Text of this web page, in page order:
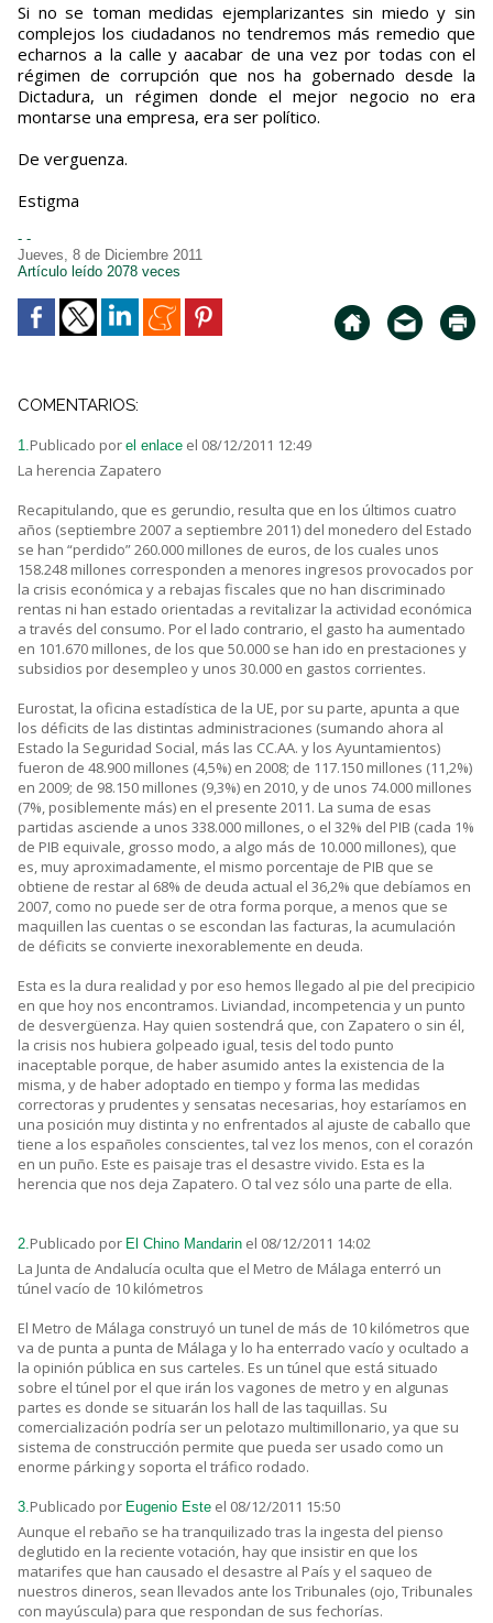
Si no se toman medidas ejemplarizantes sin miedo y sin
complejos los ciudadanos no tendremos más remedio que
echarnos a la calle y aacabar de una vez por todas con el
régimen de corrupción que nos ha gobernado desde la
Dictadura, un régimen donde el mejor negocio no era
montarse una empresa, era ser político.
De verguenza.
Estigma
- -
Jueves, 8 de Diciembre 2011
Artículo leído 2078 veces
COMENTARIOS:
1.Publicado por el enlace el 08/12/2011 12:49
La herencia Zapatero
Recapitulando, que es gerundio, resulta que en los últimos cuatro
años (septiembre 2007 a septiembre 2011) del monedero del Estado
se han “perdido” 260.000 millones de euros, de los cuales unos
158.248 millones corresponden a menores ingresos provocados por
la crisis económica y a rebajas fiscales que no han discriminado
rentas ni han estado orientadas a revitalizar la actividad económica
a través del consumo. Por el lado contrario, el gasto ha aumentado
en 101.670 millones, de los que 50.000 se han ido en prestaciones y
subsidios por desempleo y unos 30.000 en gastos corrientes.
Eurostat, la oficina estadística de la UE, por su parte, apunta a que
los déficits de las distintas administraciones (sumando ahora al
Estado la Seguridad Social, más las CC.AA. y los Ayuntamientos)
fueron de 48.900 millones (4,5%) en 2008; de 117.150 millones (11,2%)
en 2009; de 98.150 millones (9,3%) en 2010, y de unos 74.000 millones
(7%, posiblemente más) en el presente 2011. La suma de esas
partidas asciende a unos 338.000 millones, o el 32% del PIB (cada 1%
de PIB equivale, grosso modo, a algo más de 10.000 millones), que
es, muy aproximadamente, el mismo porcentaje de PIB que se
obtiene de restar al 68% de deuda actual el 36,2% que debíamos en
2007, como no puede ser de otra forma porque, a menos que se
maquillen las cuentas o se escondan las facturas, la acumulación
de déficits se convierte inexorablemente en deuda.
Esta es la dura realidad y por eso hemos llegado al pie del precipicio
en que hoy nos encontramos. Liviandad, incompetencia y un punto
de desvergüenza. Hay quien sostendrá que, con Zapatero o sin él,
la crisis nos hubiera golpeado igual, tesis del todo punto
inaceptable porque, de haber asumido antes la existencia de la
misma, y de haber adoptado en tiempo y forma las medidas
correctoras y prudentes y sensatas necesarias, hoy estaríamos en
una posición muy distinta y no enfrentados al ajuste de caballo que
tiene a los españoles conscientes, tal vez los menos, con el corazón
en un puño. Este es paisaje tras el desastre vivido. Esta es la
herencia que nos deja Zapatero. O tal vez sólo una parte de ella.
2.Publicado por El Chino Mandarin el 08/12/2011 14:02
La Junta de Andalucía oculta que el Metro de Málaga enterró un
túnel vacío de 10 kilómetros
El Metro de Málaga construyó un tunel de más de 10 kilómetros que
va de punta a punta de Málaga y lo ha enterrado vacío y ocultado a
la opinión pública en sus carteles. Es un túnel que está situado
sobre el túnel por el que irán los vagones de metro y en algunas
partes es donde se situarán los hall de las taquillas. Su
comercialización podría ser un pelotazo multimillonario, ya que su
sistema de construcción permite que pueda ser usado como un
enorme párking y soporta el tráfico rodado.
3.Publicado por Eugenio Este el 08/12/2011 15:50
Aunque el rebaño se ha tranquilizado tras la ingesta del pienso
deglutido en la reciente votación, hay que insistir en que los
matarifes que han causado el desastre al País y el saqueo de
nuestros dineros, sean llevados ante los Tribunales (ojo, Tribunales
con mayúscula) para que respondan de sus fechorías.